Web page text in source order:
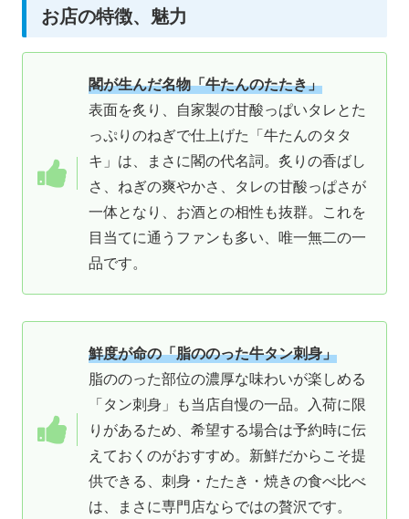
お店の特徴、魅力
閣が生んだ名物「牛たんのたたき」
表面を炙り、自家製の甘酸っぱいタレとた
っぷりのねぎで仕上げた「牛たんのタタ
キ」は、まさに閣の代名詞。炙りの香ばし
さ、ねぎの爽やかさ、タレの甘酸っぱさが
一体となり、お酒との相性も抜群。これを
目当てに通うファンも多い、唯一無二の一
品です。
鮮度が命の「脂ののった牛タン刺身」
脂ののった部位の濃厚な味わいが楽しめる
「タン刺身」も当店自慢の一品。入荷に限
りがあるため、希望する場合は予約時に伝
えておくのがおすすめ。新鮮だからこそ提
供できる、刺身・たたき・焼きの食べ比べ
は、まさに専門店ならではの贅沢です。